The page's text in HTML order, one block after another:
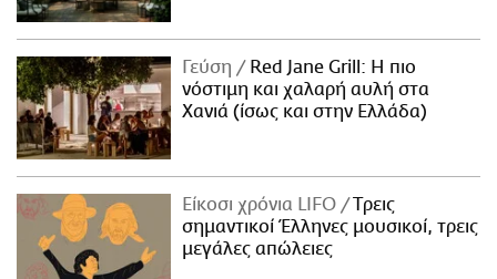
Γεύση
Red Jane Grill: Η πιο
νόστιμη και χαλαρή αυλή στα
Χανιά (ίσως και στην Ελλάδα)
Είκοσι χρόνια LIFO
Tρεις
σημαντικοί Έλληνες μουσικοί, τρεις
μεγάλες απώλειες